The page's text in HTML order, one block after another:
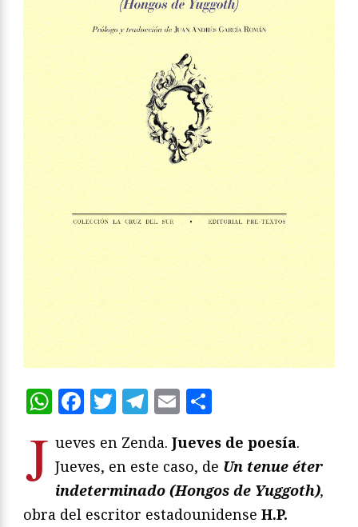
WhatsApp
Facebook
Twitter
Telegram
Email
J ueves en Zenda. Jueves de poesía.
Jueves, en este caso, de Un tenue éter
indeterminado (Hongos de Yuggoth),
obra del escritor estadounidense H.P.